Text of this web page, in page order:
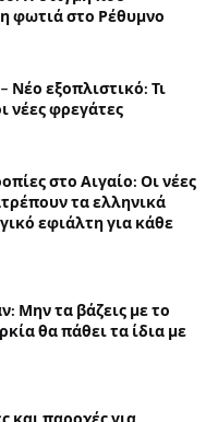
φωτιά στο Ρέθυμνο
Νέο εξοπλιστικό: Τι
νέες φρεγάτες
στο Αιγαίο: Οι νέες
τα ελληνικά
εφιάλτη για κάθε
Μην τα βάζεις με το
θα πάθει τα ίδια με